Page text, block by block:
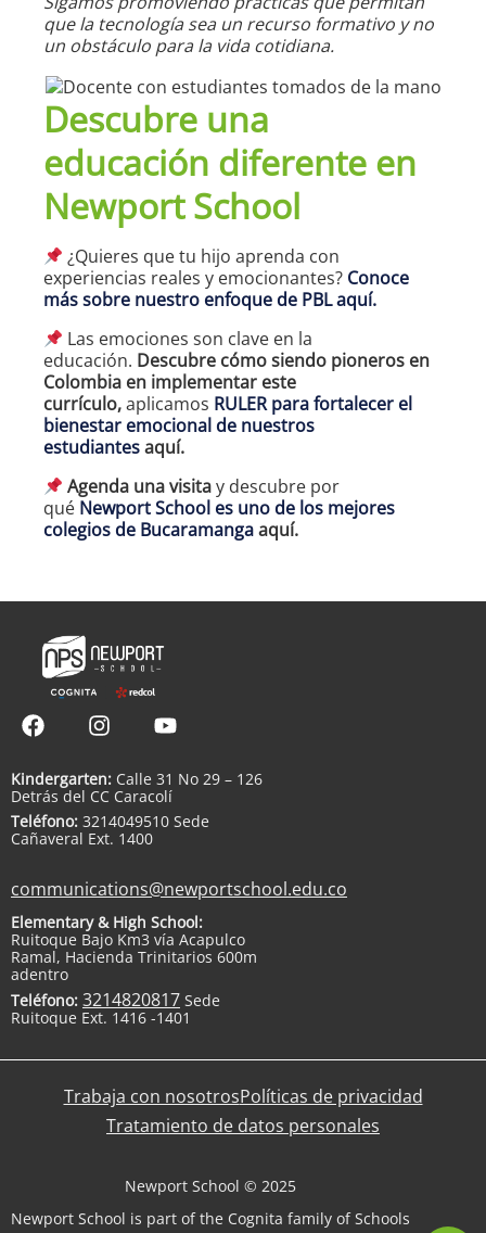
que la tecnología sea un recurso formativo y no
un obstáculo para la vida cotidiana.
Descubre una
educación diferente en
Newport School
¿Quieres que tu hijo aprenda con
experiencias reales y emocionantes? Conoce
más sobre nuestro enfoque de PBLaquí.
Las emociones son clave en la
educación. Descubre cómo siendo pioneros en
Colombia en implementar este
currículo,aplicamos RULER para fortalecer el
bienestar emocional de nuestros
estudiantesaquí.
Agenda una visitay descubre por
qué Newport School es uno de los mejores
colegios de Bucaramangaaquí.
Kindergarten: Calle 31 No 29 – 126
Detrás del CC Caracolí
Teléfono: 3214049510 Sede
Cañaveral Ext. 1400
communications@newportschool.edu.co
Elementary & High School:
Ruitoque Bajo Km3 vía Acapulco
Ramal, Hacienda Trinitarios 600m
adentro
Teléfono: 3214820817 Sede
Ruitoque Ext. 1416 -1401
Trabaja con nosotrosPolíticas de privacidad
Tratamiento de datos personales
Newport School © 2025
Newport School is part of the Cognita family of Schools